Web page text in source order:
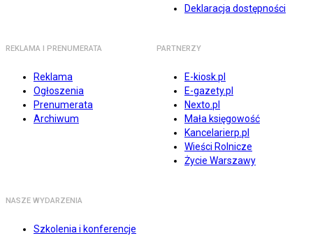
Deklaracja dostępności
REKLAMA I PRENUMERATA
Reklama
Ogłoszenia
Prenumerata
Archiwum
PARTNERZY
E-kiosk.pl
E-gazety.pl
Nexto.pl
Mała księgowość
Kancelarierp.pl
Wieści Rolnicze
Życie Warszawy
NASZE WYDARZENIA
Szkolenia i konferencje